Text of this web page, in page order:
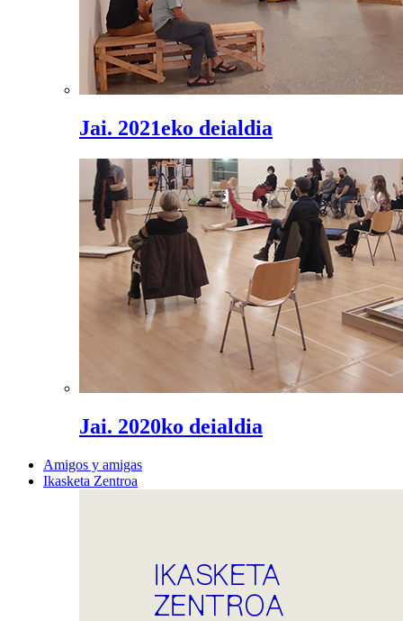
Jai. 2021eko deialdia
Jai. 2020ko deialdia
Amigos y amigas
Ikasketa Zentroa